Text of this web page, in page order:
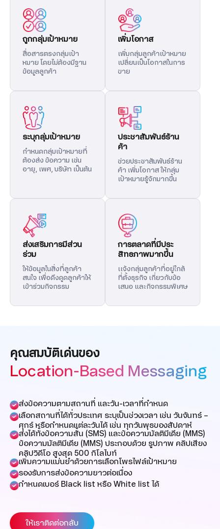
ถูกกลุ่มเป้าหมาย
สื่อสารตรงกลุ่มเป้า
หมาย โดยไม่ต้องมีฐาน
ข้อมูลลูกค้า
เพิ่มโอกาส
เพิ่มกลุ่มลูกค้าเป้าหมาย
เปลี่ยนเป็นโอกาสในการ
ขาย
ระบุกลุ่มเป้าหมาย
กำหนดกลุ่มเป้าหมายที่
ต้องส่ง ข้อความ เช่น
อายุ, เพศ, บริษัท เป็นต้น
ประชาสัมพันธ์ร้าน
ค้า
ช่วยประชาสัมพันธ์ร้าน
ค้า เพิ่มโอกาส ให้กลุ่ม
เป้าหมายรู้จักมากขึ้น
ส่งเสริมการมีส่วน
ร่วม
ให้ข้อมูลในสิ่งที่ลูกค้า
สนใจ เพื่อดึงดูดลูกค้าให้
เข้าร่วมกิจกรรม
การตลาดที่มีประ
สิทธภาพมากขึ้น
เเจ้งกลุ่มลูกค้าที่อยู่ใกล้
ที่ตั้งธุรกิจ เกี่ยวกับข้อ
เสนอ และกิจกรรมพิเศษ
คุณสมบัติเด่นของ
Location-Based Messaging
ส่งข้อความตามสถานที่ และวัน-เวลาที่กำหนด
เลือกสถานที่ได้ทั่วประเทศ ระบุเป็นช่วงเวลา เช่น วันจันทร์ –
ศุกร์ หรือกำหนดแต่ละวันได้ เช่น ทุกวันพุธของสัปดาห์
ส่งได้ทั้งข้อความสั้น (SMS) และข้อความมัลติมีเดีย (MMS)
ข้อความมัลติมีเดีย (MMS) ประกอบด้วย รูปภาพ คลิปเสียง
คลิปวิดีโอ สูงสุด 500 กิโลไบท์
เพิ่มความแม่นยำด้วยการเลือกโพรไฟล์เป้าหมาย
รองรับการส่งข้อความยาวต่อเนื่อง
กำหนดเบอร์ Black list หรือ White list ได้
ให้เราติดต่อกลับ